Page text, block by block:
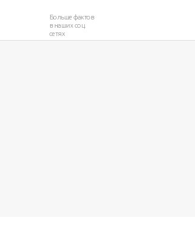
Больше фактов
в наших соц.
сетях